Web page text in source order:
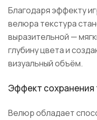
Благодаря эффекту
велюра текстура
выразительной —
глубину цвета и
визуальный объём.
Эффект сохранения
Велюр обладает